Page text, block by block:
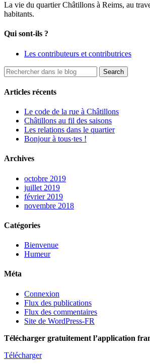
La vie du quartier Châtillons à Reims, au
habitants.
Qui sont-ils ?
Les contributeurs et contributrices
Articles récents
Le code de la rue à Châtillons
Châtillons au fil des saisons
Les relations dans le quartier
Bonjour à tous·tes !
Archives
octobre 2019
juillet 2019
février 2019
novembre 2018
Catégories
Bienvenue
Humeur
Méta
Connexion
Flux des publications
Flux des commentaires
Site de WordPress-FR
Télécharger gratuitement l’application
Télécharger